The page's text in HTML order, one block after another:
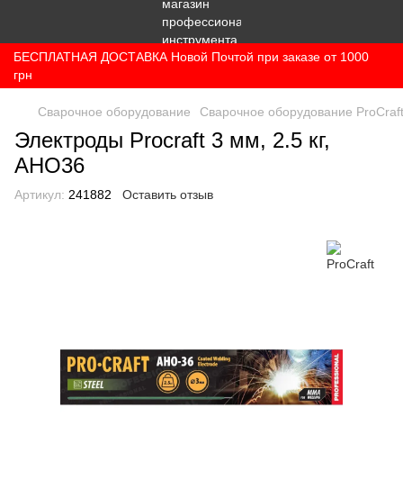
БЕСПЛАТНАЯ ДОСТАВКА Новой Почтой при заказе от 1000
грн
Сварочное оборудование Сварочное оборудование ProCraft
Электроды Procraft 3 мм, 2.5 кг,
AHO36
Артикул: 241882 Оставить отзыв